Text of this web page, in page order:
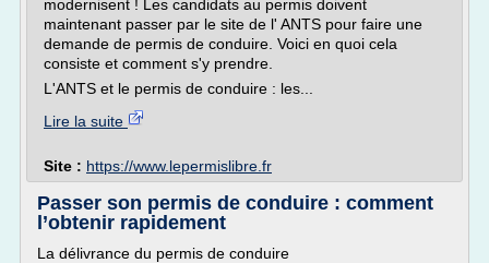
modernisent ! Les candidats au permis doivent
maintenant passer par le site de l' ANTS pour faire une
demande de permis de conduire. Voici en quoi cela
consiste et comment s'y prendre.
L'ANTS et le permis de conduire : les...
Lire la suite
Site : https://www.lepermislibre.fr
Passer son permis de conduire : comment
l’obtenir rapidement
La délivrance du permis de conduire